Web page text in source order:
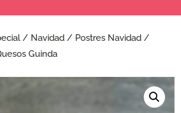
/ Navidad / Postres Navidad /
Guinda